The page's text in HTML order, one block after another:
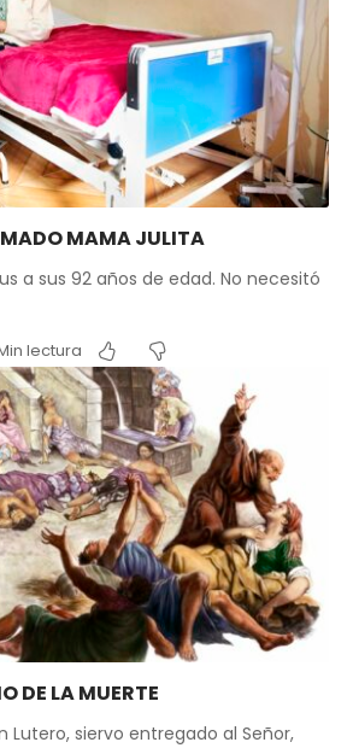
MAMA JULITA
a sus 92 años de edad. No necesitó
lectura
DE LA MUERTE
Lutero, siervo entregado al Señor,